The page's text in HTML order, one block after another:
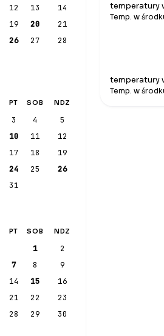
12 13
14
19 20
21
26 27
28
PT SOB NDZ
3 4
5
10 11
12
17 18
19
24 25
26
31
PT SOB NDZ
1
2
7 8
9
14 15
16
21 22
23
28 29 30
temperatury
Temp. w
temperatury
Temp. w